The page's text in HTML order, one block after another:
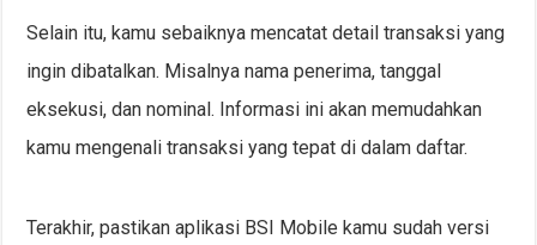
Selain itu, kamu sebaiknya mencatat detail transaksi yang
ingin dibatalkan. Misalnya nama penerima, tanggal
eksekusi, dan nominal. Informasi ini akan memudahkan
kamu mengenali transaksi yang tepat di dalam daftar.
Terakhir, pastikan aplikasi BSI Mobile kamu sudah versi